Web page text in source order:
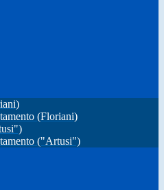
(Floriani)
("Artusi")